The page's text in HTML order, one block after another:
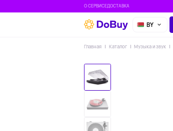
О СЕРВИСЕДОСТАВКА
BY
Главная Каталог Музыка и звук